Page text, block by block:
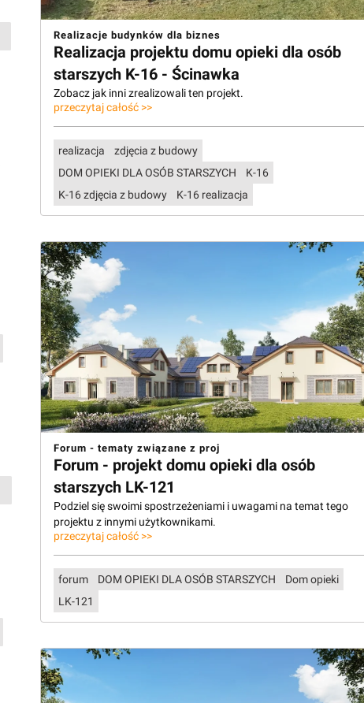
Realizacje budynków dla biznes
Realizacja projektu domu opieki dla osób
starszych K-16 - Ścinawka
Zobacz jak inni zrealizowali ten projekt.
przeczytaj całość >>
realizacja
zdjęcia z budowy
DOM OPIEKI DLA OSÓB STARSZYCH
K-16
K-16 zdjęcia z budowy
K-16 realizacja
Forum - tematy związane z proj
Forum - projekt domu opieki dla osób
starszych LK-121
Podziel się swoimi spostrzeżeniami i uwagami na temat tego
projektu z innymi użytkownikami.
przeczytaj całość >>
forum DOM OPIEKI DLA OSÓB STARSZYCH
Dom opieki
LK-121